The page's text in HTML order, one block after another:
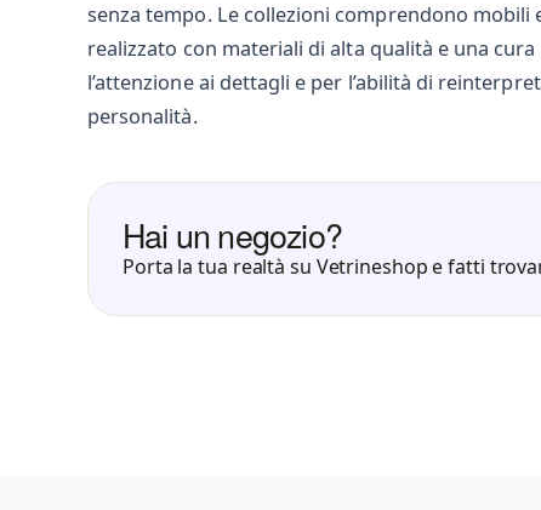
senza tempo. Le collezioni comprendono
realizzato con materiali di alta qualità e una
l’attenzione ai dettagli e per l’abilità di
personalità.
Hai un negozio?
Porta la tua realtà su Vetrineshop e fatti